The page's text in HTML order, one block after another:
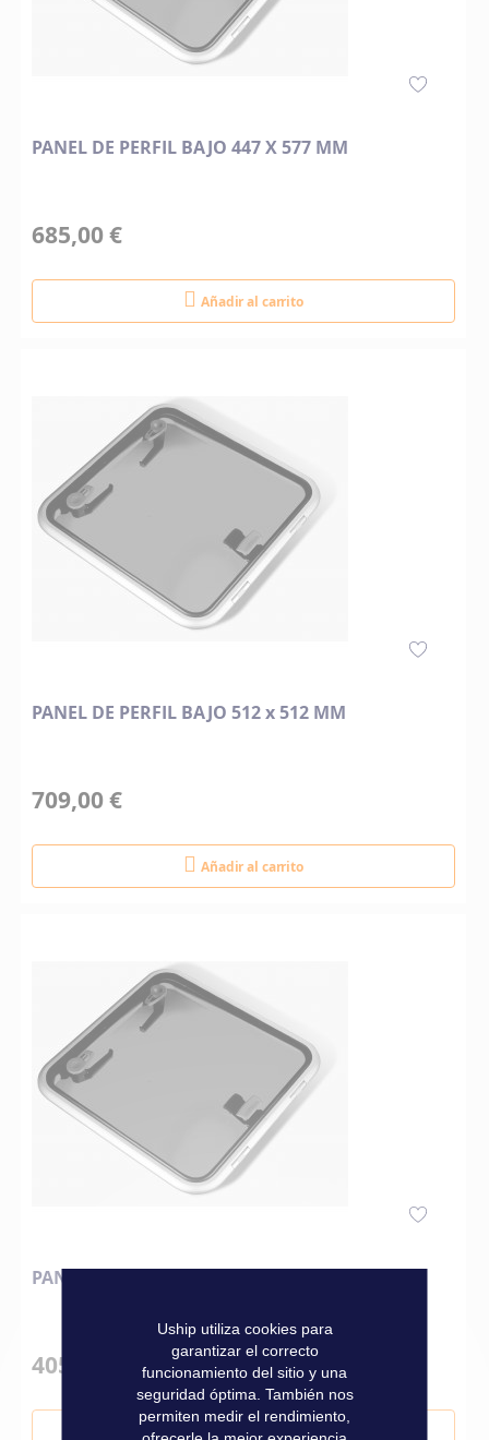
PANEL DE PERFIL BAJO 447 X 577 MM
685,00 €
Añadir al carrito
PANEL DE PERFIL BAJO 512 x 512 MM
709,00 €
Añadir al carrito
PANEL DE PERFIL BAJO 272 X 417 MM
405,00 €
Añadir al carrito
Uship utiliza cookies para
garantizar el correcto
funcionamiento del sitio y una
seguridad óptima. También nos
permiten medir el rendimiento,